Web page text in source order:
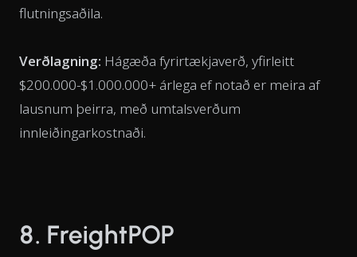
flutningsaðila.
Verðlagning: Hágæða fyrirtækjaverð, yfirleitt
$200.000-$1.000.000+ árlega ef notað er meira af
lausnum þeirra, með umtalsverðum
innleiðingarkostnaði.
8. FreightPOP